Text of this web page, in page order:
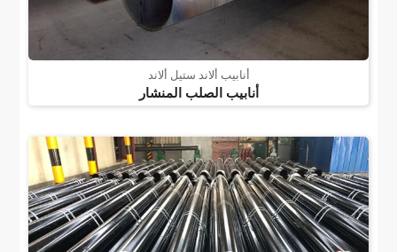
أنابيب ألاند ستيل ألاند
أنابيب الصلب المنشار